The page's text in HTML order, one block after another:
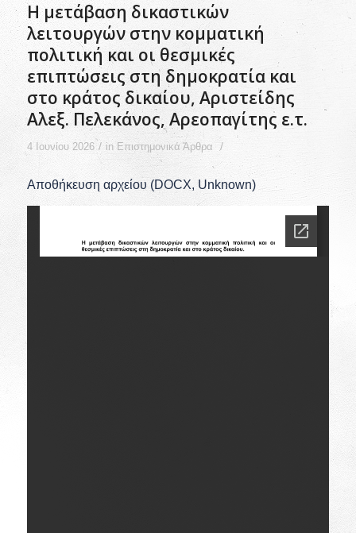
Η μετάβαση δικαστικών
λειτουργών στην κομματική
πολιτική και οι θεσμικές
επιπτώσεις στη δημοκρατία και
στο κράτος δικαίου, Αριστείδης
Αλεξ. Πελεκάνος, Αρεοπαγίτης ε.τ.
4 Ιουνίου 2026 / in Επιστημονικά Άρθρα /
Αποθήκευση αρχείου (DOCX, Unknown)